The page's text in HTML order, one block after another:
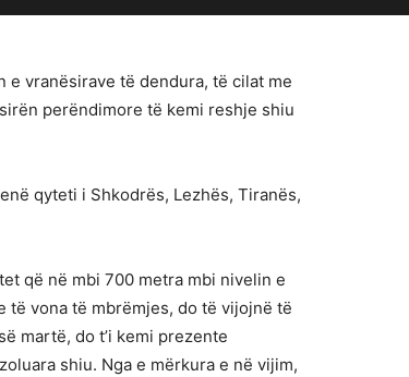
vranësirave të dendura, të cilat me
perëndimore të kemi reshje shiu
qyteti i Shkodrës, Lezhës, Tiranës,
që në mbi 700 metra mbi nivelin e
vona të mbrëmjes, do të vijojnë të
martë, do t’i kemi prezente
shiu. Nga e mërkura e në vijim,